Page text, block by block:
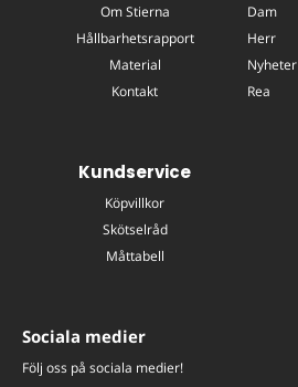
Om Stierna
Hållbarhetsrapport
Material
Kontakt
Dam
Herr
Nyheter
Rea
Kundservice
Köpvillkor
Skötselråd
Måttabell
Sociala medier
Följ oss på sociala medier!